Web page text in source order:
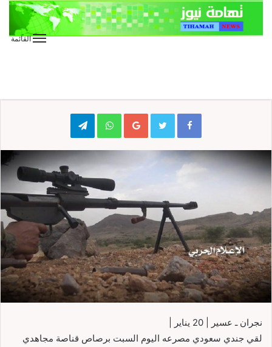
القائمة
Google+
WhatsApp
Telegram
نجران ـ عسير | 20 يناير |
لقي جندي سعودي مصرعه اليوم السبت برصاص قناصة مجاهدي